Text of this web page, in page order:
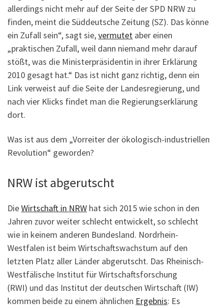
allerdings nicht mehr auf der Seite der SPD NRW zu
finden, meint die Süddeutsche Zeitung (SZ). Das könne
ein Zufall sein“, sagt sie,vermutet aber einen
„praktischen Zufall, weil dann niemand mehr darauf
stößt, was die Ministerpräsidentin in ihrer Erklärung
2010 gesagt hat.“ Das ist nicht ganz richtig, denn ein
Link verweist auf die Seite der Landesregierung, und
nach vier Klicks findet man die Regierungserklärung
dort.
Was ist aus dem „Vorreiter der ökologisch-industriellen
Revolution“ geworden?
NRW ist abgerutscht
DieWirtschaft in NRW hat sich 2015 wie schon in den
Jahren zuvor weiter schlecht entwickelt, so schlecht
wie in keinem anderen Bundesland. Nordrhein-
Westfalen ist beim Wirtschaftswachstum auf den
letzten Platz aller Länder abgerutscht. Das Rheinisch-
Westfälische Institut für Wirtschaftsforschung
(RWI) und das Institut der deutschen Wirtschaft (IW)
kommen beide zu einem ähnlichen Ergebnis: Es